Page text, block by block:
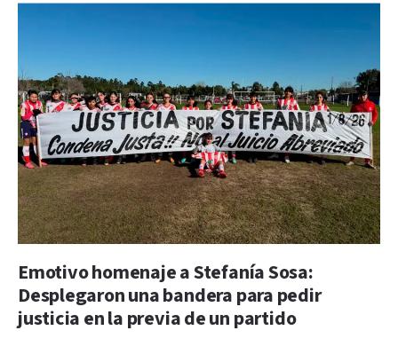
Emotivo homenaje a Stefanía Sosa:
Desplegaron una bandera para pedir
justicia en la previa de un partido